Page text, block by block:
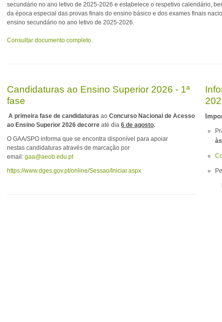
secundário no ano letivo de 2025-2026 e estabelece o respetivo calendário,
da época especial das provas finais do ensino básico e dos exames finais
ensino secundário no ano letivo de 2025-2026.
Consultar documento completo.
Candidaturas ao Ensino Superior 2026 - 1ª
fase
A primeira fase de candidaturas aoConcurso Nacional de Acesso
ao Ensino Superior 2026 decorre até dia6 de agosto.
O GAA/SPO informa que se encontra disponível para apoiar
nestas candidaturas através de marcação por
email:gaa@aeob.edu.pt
https://www.dges.gov.pt/online/Sessao/Iniciar.aspx